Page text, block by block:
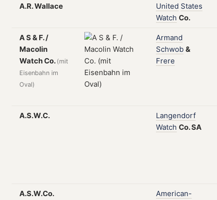
A.R. Wallace United States
Watch Co.
A S & F. /
Macolin
Watch Co. (mit
Eisenbahn im
Oval)
Armand
Schwob &
Frere
A.S.W.C.
Langendorf
Watch Co.SA
A.S.W.Co.
American-